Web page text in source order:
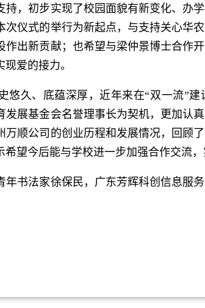
持，初步实现了校园面貌有新变化、办
仪式的举行为新起点，与支持关心华
作出新贡献；也希望与梁仲景博士合作
爱的接力。
久、底蕴深厚，近年来在“双一流”建
发展基金会名誉理事长为契机，更加认
万顺公司的创业历程和发展情况，回顾
望今后能与学校进一步加强合作交流，
书法家徐保民，广东芳辉科创信息服